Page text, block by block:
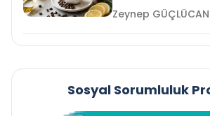
Zeynep GÜÇLÜCAN
Sosyal Sorumluluk